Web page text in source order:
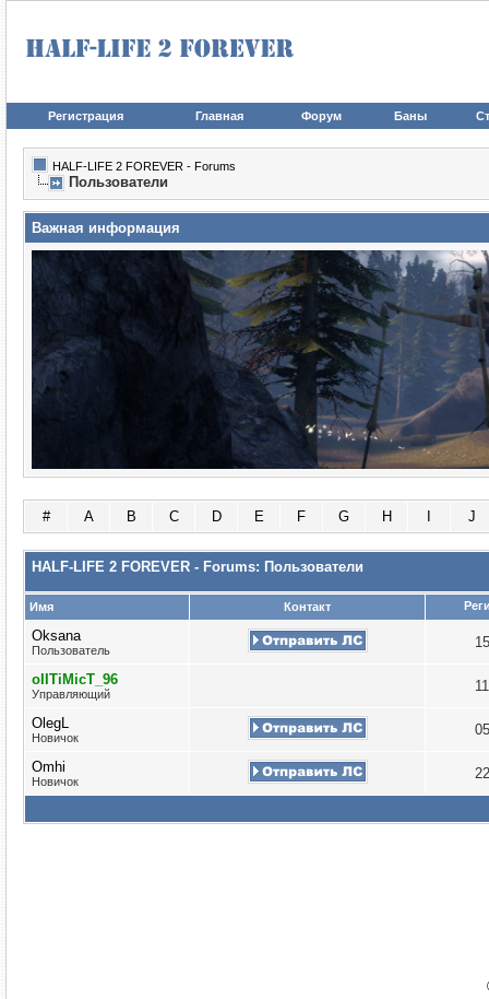
Регистрация Главная Форум Баны
HALF-LIFE 2 FOREVER - Forums
Пользователи
Важная информация
# A B C D E F G H J
HALF-LIFE 2 FOREVER - Forums: Пользователи
Имя Контакт
Oksana
Пользователь
oIITiMicT_96
Управляющий
OlegL
Новичок
Omhi
Новичок